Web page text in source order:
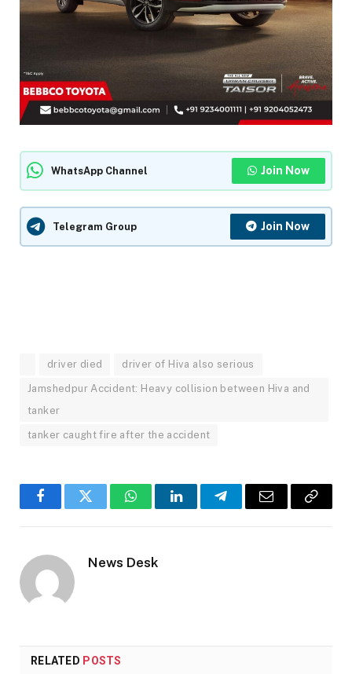
WhatsApp Channel Join Now
Telegram Group Join Now
driver died driver of Hiva also serious
Jamshedpur Accident: Heavy collision between Hiva and
tanker
tanker caught fire after the accident
FacebookTwitter WhatsAppLinkedInTelegramEmail
Copy
News Desk
RELATED POSTS